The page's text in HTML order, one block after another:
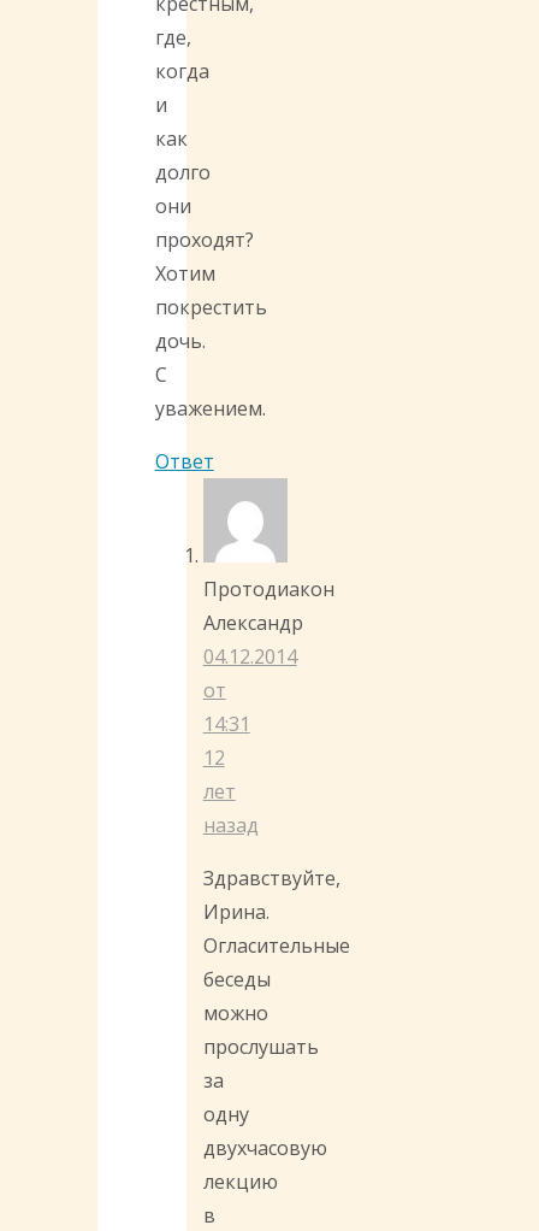
где,
когда
и
как
долго
они
проходят?
Хотим
покрестить
дочь.
С
уважением.
Ответ
Протодиакон
Александр
04.12.2014
от
14:31
12
лет
назад
Здравствуйте,
Ирина.
Огласительные
беседы
можно
прослушать
за
одну
двухчасовую
лекцию
в